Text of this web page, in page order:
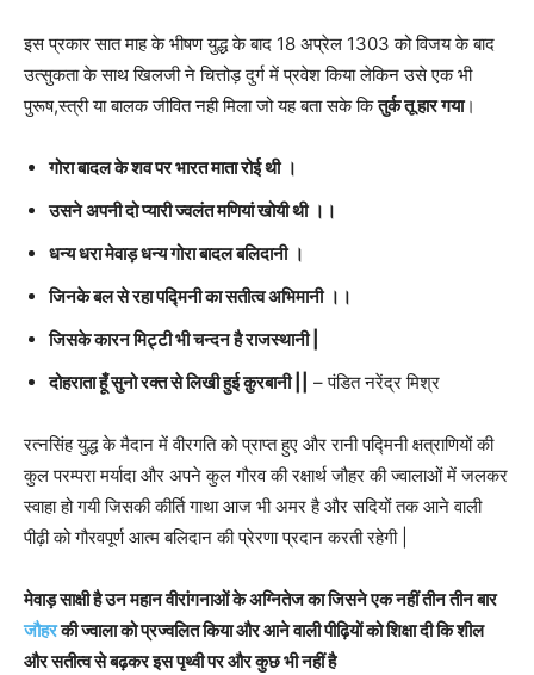
इस प्रकार सात माह के भीषण युद्ध के बाद 18 अप्रेल 1303 को विजय के बाद
उत्सुकता के साथ खिलजी ने चित्तोड़ दुर्ग में प्रवेश किया लेकिन उसे एक भी
पुरूष,स्त्री या बालक जीवित नही मिला जो यह बता सके कितुर्क तू हार गया।
गोरा बादल के शव पर भारत माता रोई थी ।
उसने अपनी दो प्यारी ज्वलंत मणियां खोयी थी ।।
धन्य धरा मेवाड़ धन्य गोरा बादल बलिदानी ।
जिनके बल से रहा पद्मिनी का सतीत्व अभिमानी ।।
जिसके कारन मिट्टी भी चन्दन है राजस्थानी |
दोहराता हूँ सुनो रक्त से लिखी हुई क़ुरबानी ||
– पंडित नरेंद्र मिश्र
रत्नसिंह युद्ध के मैदान में वीरगति को प्राप्त हुए और रानी पद्मिनी क्षत्राणियों की
कुल परम्परा मर्यादा और अपने कुल गौरव की रक्षार्थ जौहर की ज्वालाओं में जलकर
स्वाहा हो गयी जिसकी कीर्ति गाथा आज भी अमर है और सदियों तक आने वाली
पीढ़ी को गौरवपूर्ण आत्म बलिदान की प्रेरणा प्रदान करती रहेगी |
मेवाड़ साक्षी है उन महान वीरांगनाओं के अग्नितेज का जिसने एक नहीं तीन तीन बार
जौहरकी ज्वाला को प्रज्वलित किया और आने वाली पीढ़ियों को शिक्षा दी कि शील
और सतीत्व से बढ़कर इस पृथ्वी पर और कुछ भी नहीं है